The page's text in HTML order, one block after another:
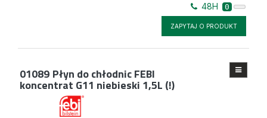
48H 0
ZAPYTAJ O PRODUKT
01089 Płyn do chłodnic FEBI
koncentrat G11 niebieski 1,5L (!)